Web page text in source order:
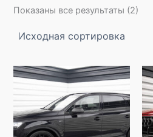
Показаны все результаты (2)